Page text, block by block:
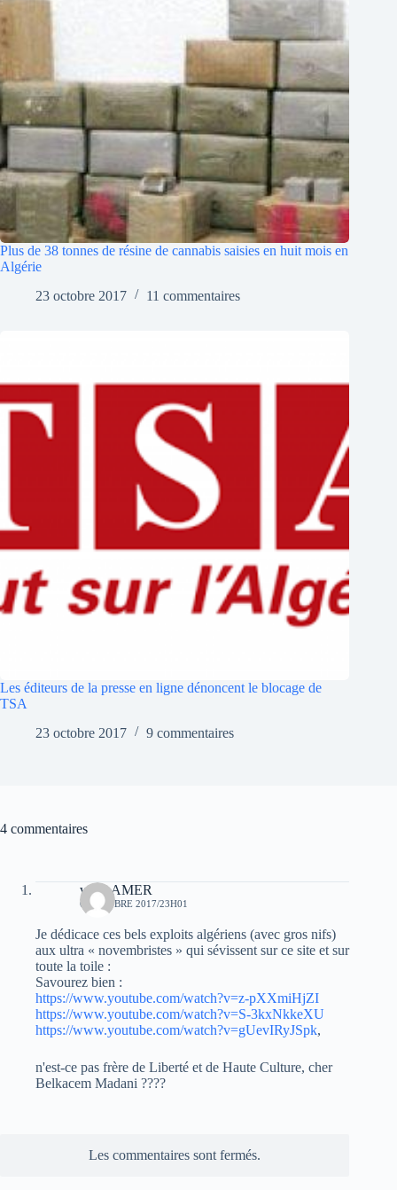
Plus de 38 tonnes de résine de cannabis saisies en huit mois en
Algérie
23 octobre 2017
11 commentaires
Les éditeurs de la presse en ligne dénoncent le blocage de
TSA
23 octobre 2017
9 commentaires
4 commentaires
veriteAMER
6 OCTOBRE 2017/23H01
Je dédicace ces bels exploits algériens (avec gros nifs)
aux ultra « novembristes » qui sévissent sur ce site et sur
toute la toile :
Savourez bien :
https://www.youtube.com/watch?v=z-pXXmiHjZI
https://www.youtube.com/watch?v=S-3kxNkkeXU
https://www.youtube.com/watch?v=gUevIRyJSpk,
n'est-ce pas frère de Liberté et de Haute Culture, cher
Belkacem Madani ????
Les commentaires sont fermés.